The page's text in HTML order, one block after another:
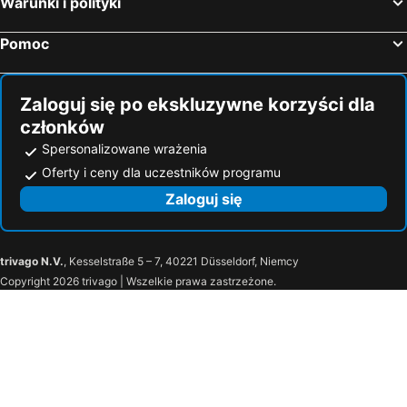
Ammouliani, luxury hotels
Sykia, luxury hotels
Kalandra, luxury hotels
Pomoc
Zaloguj się po ekskluzywne korzyści dla
członków
Spersonalizowane wrażenia
Oferty i ceny dla uczestników programu
Zaloguj się
trivago N.V., Kesselstraße 5 – 7, 40221 Düsseldorf, Niemcy
Copyright 2026 trivago | Wszelkie prawa zastrzeżone.